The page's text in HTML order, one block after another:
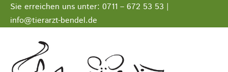
Zum
Inhalt
Sie erreichen uns unter: 0711 – 672 53 53 |
info@tierarzt-bendel.de
Stellenangebote